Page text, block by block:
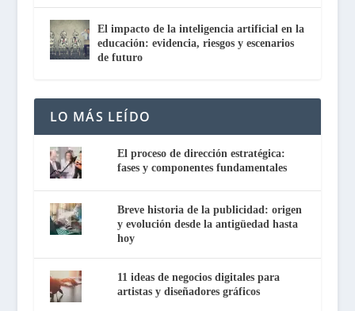
El impacto de la inteligencia artificial en la
educación: evidencia, riesgos y escenarios
de futuro
LO MÁS LEÍDO
El proceso de dirección estratégica:
fases y componentes fundamentales
Breve historia de la publicidad: origen
y evolución desde la antigüedad hasta
hoy
11 ideas de negocios digitales para
artistas y diseñadores gráficos